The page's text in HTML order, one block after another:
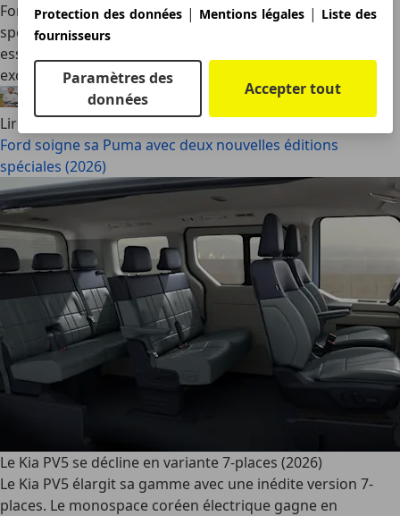
Ford enrichit la gamme du Puma avec deux séries
spéciales. La ST Edition mise sur le dynamisme du modèle
essence, tandis que la Black Edition offre une touche plus
exclusive à l’électrique Gen-E.
Félix Bouland·06/08/2026
Lire la suite
Ford soigne sa Puma avec deux nouvelles éditions
spéciales (2026)
Le Kia PV5 se décline en variante 7-places (2026)
Le Kia PV5 élargit sa gamme avec une inédite version 7-
places. Le monospace coréen électrique gagne en
Protection des données | Mentions légales | Liste des
fournisseurs
Paramètres des
données
Accepter tout